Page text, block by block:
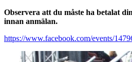
Observera att du måste ha betalat
innan anmälan.
https://www.facebook.com/events/